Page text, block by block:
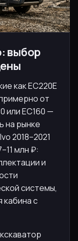
выбор
как EC220E
от
или EC160 —
на рынке
2018–2021
млн ₽:
и
системы,
кабина с